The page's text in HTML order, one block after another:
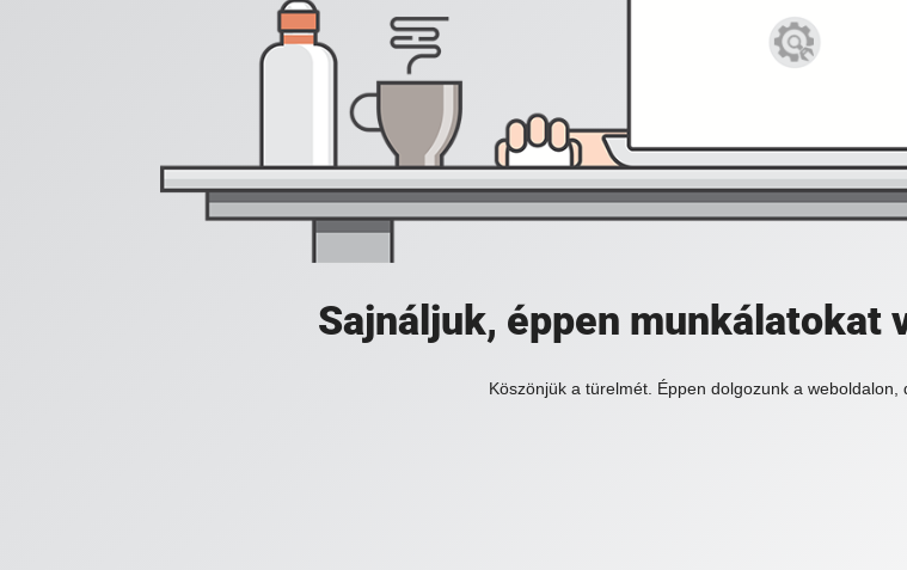
Sajnáljuk, éppen munkálatokat
Köszönjük a türelmét. Éppen dolgozunk a weboldalon,